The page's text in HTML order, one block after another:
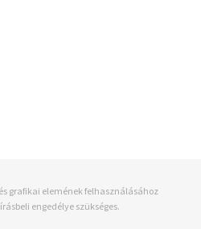
grafikai elemének felhasználásához
engedélye szükséges.